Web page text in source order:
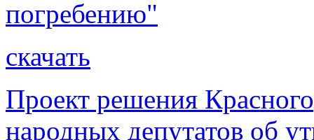
погребению"
скачать
Проект решения
народных депутатов об